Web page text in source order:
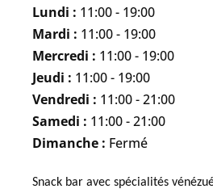
Lundi : 11:00 - 19:00
Mardi : 11:00 - 19:00
Mercredi : 11:00 - 19:00
Jeudi : 11:00 - 19:00
Vendredi : 11:00 - 21:00
Samedi : 11:00 - 21:00
Dimanche : Fermé
Snack bar avec spécialités